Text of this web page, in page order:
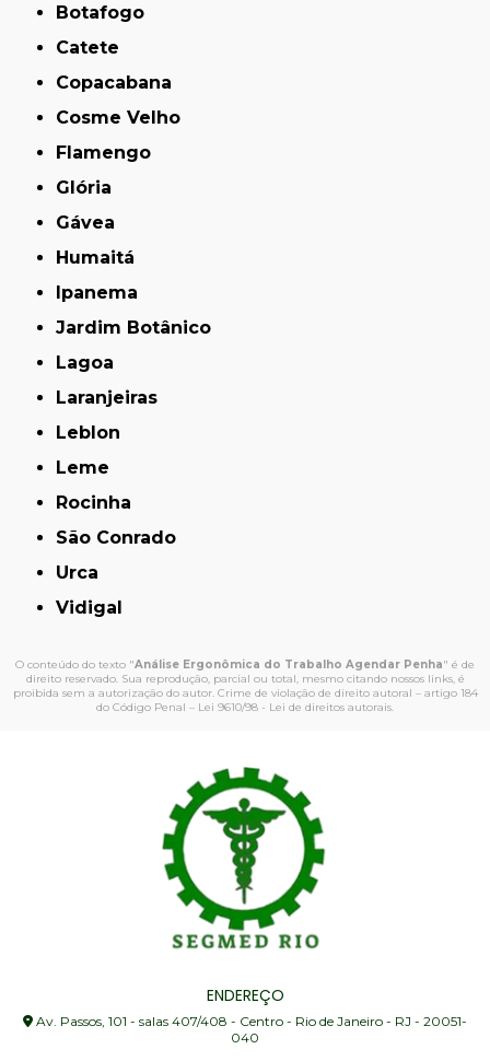
Botafogo
Catete
Copacabana
Cosme Velho
Flamengo
Glória
Gávea
Humaitá
Ipanema
Jardim Botânico
Lagoa
Laranjeiras
Leblon
Leme
Rocinha
São Conrado
Urca
Vidigal
O conteúdo do texto "Análise Ergonômica do Trabalho Agendar Penha" é de
direito reservado. Sua reprodução, parcial ou total, mesmo citando nossos links, é
proibida sem a autorização do autor. Crime de violação de direito autoral – artigo 184
do Código Penal – Lei 9610/98 - Lei de direitos autorais.
ENDEREÇO
Av. Passos, 101 - salas 407/408 - Centro - Rio de Janeiro - RJ - 20051-
040